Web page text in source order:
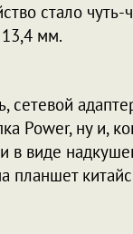
стало чуть-
мм.
сетевой
Power, ну и,
в виде